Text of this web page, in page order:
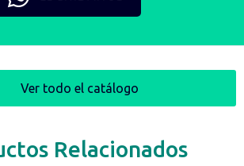
Relacionados
Ver todo el catálogo